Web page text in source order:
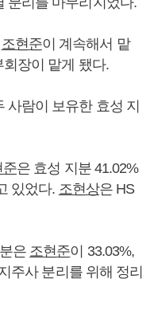
조현준이 계속해서 맡
장이 맡게 됐다.
사람이 보유한 효성 지
준은 효성 지분 41.02%
있었다. 조현상은 HS
은 조현준이 33.03%,
주사 분리를 위해 정리